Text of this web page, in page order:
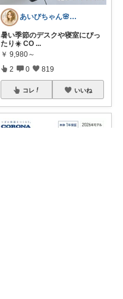
あいびちゃん🌸２児mama
暑い季節のデスクや寝室にぴっ
たり☀️ CO ...
￥ 9,980～
2 0 819
コレ いいね